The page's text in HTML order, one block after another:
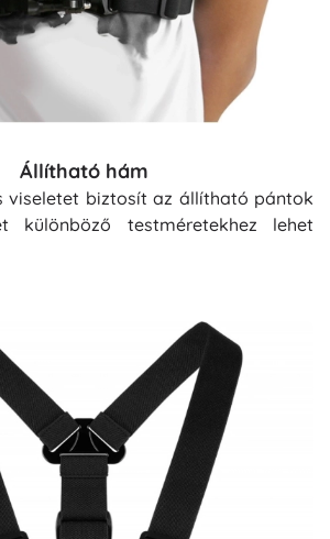
Állítható hám
viseletet biztosít az állítható pántok
különböző testméretekhez lehet